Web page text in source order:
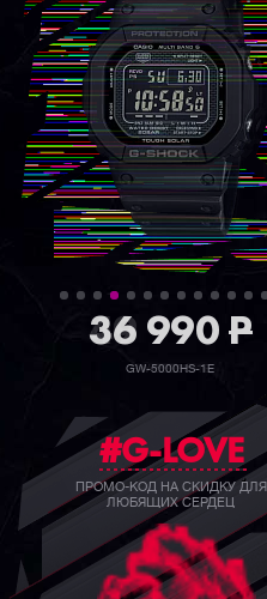
36 990P
GW-5000HS-1E
#G-LOVE
ПРОМО-КОД НА СКИДКУ ДЛЯ
ЛЮБЯЩИХ СЕРДЕЦ